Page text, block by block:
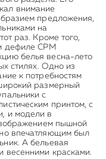
внимание
предложения,
на
раз. Кроме того,
дефиле CPM
белья весна-лето
стилях. Одно из
к потребностям
размерный
с
принтом, с
и модели в
пышной
впечатляющим был
А бельевая
весенними красками.